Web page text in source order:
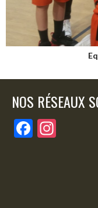
NOS RÉSEAUX
F